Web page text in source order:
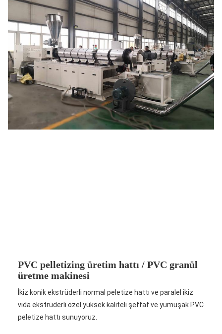
PVC pelletizing üretim hattı / PVC granül
üretme makinesi
İkiz konik ekstrüderli normal peletize hattı ve paralel ikiz
vida ekstrüderli özel yüksek kaliteli şeffaf ve yumuşak PVC
peletize hattı sunuyoruz.